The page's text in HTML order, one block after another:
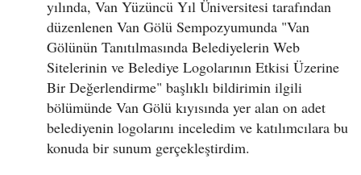
yılında, Van Yüzüncü Yıl Üniversitesi tarafından
düzenlenen Van Gölü Sempozyumunda "Van
Gölünün Tanıtılmasında Belediyelerin Web
Sitelerinin ve Belediye Logolarının Etkisi Üzerine
Bir Değerlendirme" başlıklı bildirimin ilgili
bölümünde Van Gölü kıyısında yer alan on adet
belediyenin logolarını inceledim ve katılımcılara bu
konuda bir sunum gerçekleştirdim.